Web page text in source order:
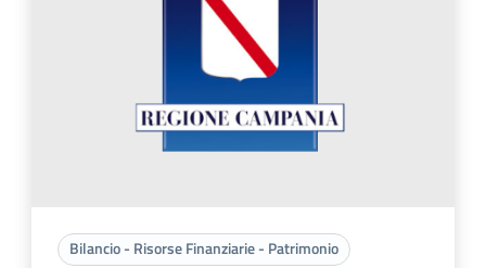
Bilancio - Risorse Finanziarie - Patrimonio